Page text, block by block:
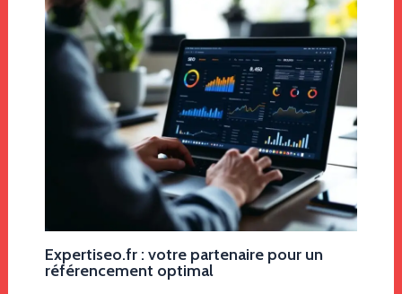
Expertiseo.fr : votre partenaire pour un
référencement optimal